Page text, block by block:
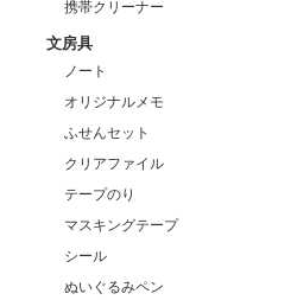
携帯クリーナー
文房具
ノート
オリジナルメモ
ふせんセット
クリアファイル
テープのり
マスキングテープ
シール
ぬいぐるみペン